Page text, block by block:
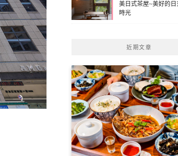
美日式茶屋~美好的日
時光
近期文章